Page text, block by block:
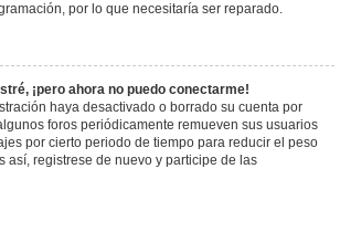
por lo que necesitaría ser reparado.
¡pero ahora no puedo conectarme!
haya desactivado o borrado su cuenta por
foros periódicamente remueven sus usuarios
por cierto periodo de tiempo para reducir el peso
así, registrese de nuevo y participe de las